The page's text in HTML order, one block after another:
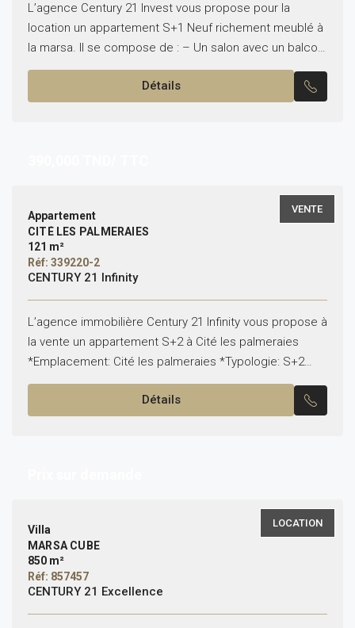
L’agence Century 21 Invest vous propose pour la
location un appartement S+1 Neuf richement meublé à
la marsa. Il se compose de : – Un salon avec un balcon.
– Une cuisine...
Détails
VENTE
Appartement
CITÉ LES PALMERAIES
121 m²
Réf: 339220-2
CENTURY 21 Infinity
L’agence immobilière Century 21 Infinity vous propose à
la vente un appartement S+2 à Cité les palmeraies
*Emplacement: Cité les palmeraies *Typologie: S+2
*État: vide Il est composé de: -Un salon, une...
Détails
LOCATION
Villa
MARSA CUBE
850 m²
Réf: 857457
CENTURY 21 Excellence